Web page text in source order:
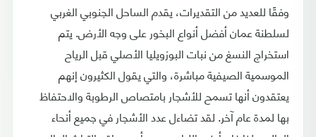
وفقًا للعديد من التقديرات، يقدم الساحل الجنوبي الغربي
لسلطنة عمان أفضل أنواع البخور على وجه الأرض. يتم
استخراج النسغ من نبات البوزويليا الأصلي قبل الرياح
الموسمية الصيفية مباشرة، والتي يقول الكثيرون إنهم
يعتقدون أنها تسمح للأشجار بامتصاص الرطوبة والاحتفاظ
بها لمدة عام آخر. لقد تضاءل عدد الأشجار في جميع أنحاء